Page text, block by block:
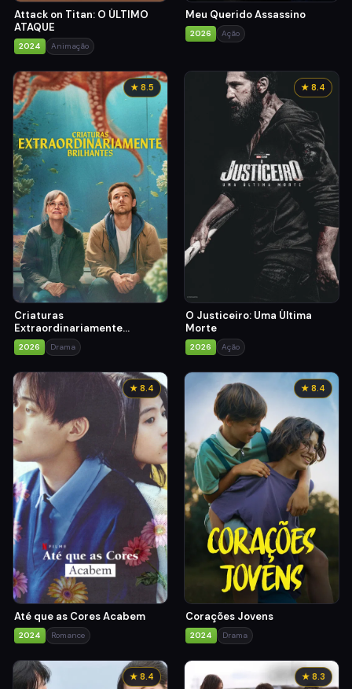
Attack on Titan: O ÚLTIMO
ATAQUE
2024 Animação
Meu Querido Assassino
2026 Ação
★ 8.5
Criaturas
Extraordinariamente
Brilhantes
2026 Drama
★ 8.4
O Justiceiro: Uma Última
Morte
2026 Ação
★ 8.4
Até que as Cores Acabem
2024 Romance
★ 8.4
Corações Jovens
2024 Drama
★ 8.4 ★ 8.3